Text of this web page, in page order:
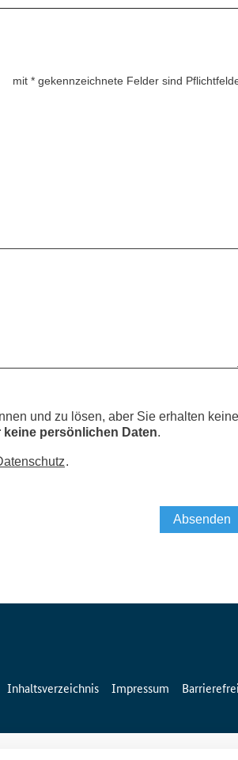
Inhaltsverzeichnis Impressum